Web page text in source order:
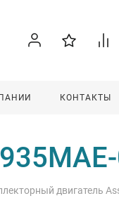
КОНТАКТЫ
двигатель